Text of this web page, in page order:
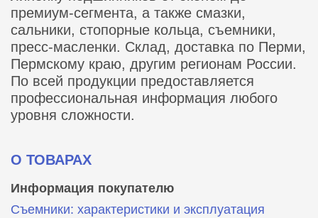
премиум-сегмента, а также смазки,
сальники, стопорные кольца, съемники,
пресс-масленки. Склад, доставка по Перми,
Пермскому краю, другим регионам России.
По всей продукции предоставляется
профессиональная информация любого
уровня сложности.
О ТОВАРАХ
Информация покупателю
Съемники: характеристики и эксплуатация